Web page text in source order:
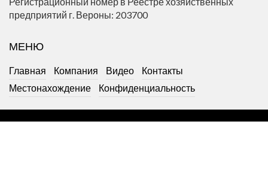
предприятий г. Вероны: 203700
МЕНЮ
Главная Компания Видео
Контакты
Местонахождение
Конфиденциальность